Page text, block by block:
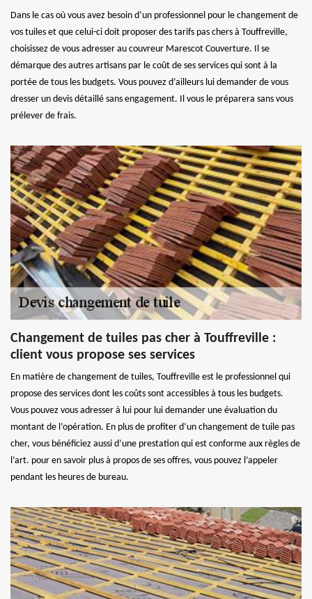
Dans le cas où vous avez besoin d’un professionnel pour le changement de
vos tuiles et que celui-ci doit proposer des tarifs pas chers à Touffreville,
choisissez de vous adresser au couvreur Marescot Couverture. Il se
démarque des autres artisans par le coût de ses services qui sont à la
portée de tous les budgets. Vous pouvez d’ailleurs lui demander de vous
dresser un devis détaillé sans engagement. Il vous le préparera sans vous
prélever de frais.
Changement de tuiles pas cher à Touffreville :
client vous propose ses services
En matière de changement de tuiles, Touffreville est le professionnel qui
propose des services dont les coûts sont accessibles à tous les budgets.
Vous pouvez vous adresser à lui pour lui demander une évaluation du
montant de l’opération. En plus de profiter d’un changement de tuile pas
cher, vous bénéficiez aussi d’une prestation qui est conforme aux règles de
l’art. pour en savoir plus à propos de ses offres, vous pouvez l’appeler
pendant les heures de bureau.